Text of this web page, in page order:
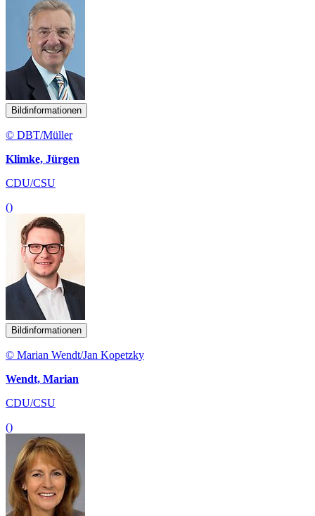
Bildinformationen
© DBT/Müller
Klimke, Jürgen
CDU/CSU
()
Bildinformationen
© Marian Wendt/Jan Kopetzky
Wendt, Marian
CDU/CSU
()